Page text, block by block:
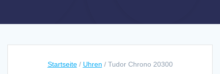
Startseite/ Uhren / Tudor Chrono 20300